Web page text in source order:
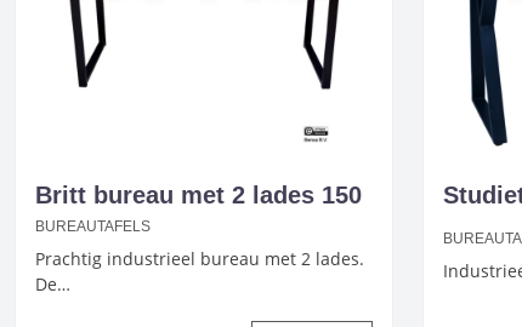
Britt bureau met 2 lades 150
BUREAUTAFELS
Prachtig industrieel bureau met 2 lades.
De…